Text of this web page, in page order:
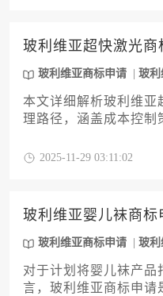
玻利维亚超快激光
玻利维亚商标申请 玻利
本文详细解析玻利维亚
理路径，涵盖成本控制
何通过精准分类、材
2025-11-29 03:11:02
玻利维亚婴儿袜商
玻利维亚商标申请 玻利
对于计划将婴儿袜产品
言，玻利维亚商标申请